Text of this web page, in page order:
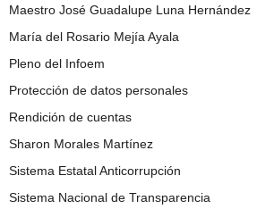
Maestro José Guadalupe Luna Hernández
María del Rosario Mejía Ayala
Pleno del Infoem
Protección de datos personales
Rendición de cuentas
Sharon Morales Martínez
Sistema Estatal Anticorrupción
Sistema Nacional de Transparencia